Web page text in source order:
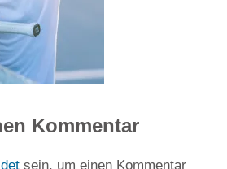
Kommentar
sein, um einen Kommentar